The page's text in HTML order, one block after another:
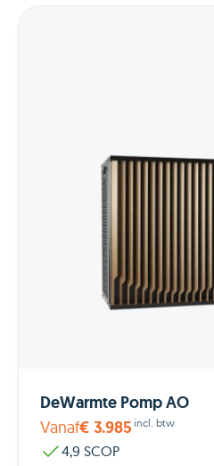
DeWarmte Pomp AO
Vanaf€ 3.985incl. btw
4,9 SCOP